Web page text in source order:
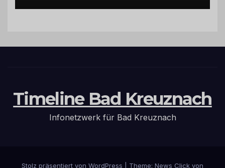
Timeline Bad Kreuznach
Infonetzwerk für Bad Kreuznach
Stolz präsentiert von WordPress Theme: News Click von